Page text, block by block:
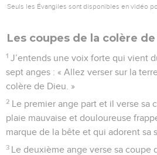
Seuls les Évangiles sont disponibles en vidéo
Les coupes de la colère
1 J’entends une voix forte qui vient
sept anges : « Allez verser sur la
colère de Dieu. »
2 Le premier ange part et il verse sa
plaie mauvaise et douloureuse
marque de la bête et qui adorent sa
3 Le deuxième ange verse sa coupe